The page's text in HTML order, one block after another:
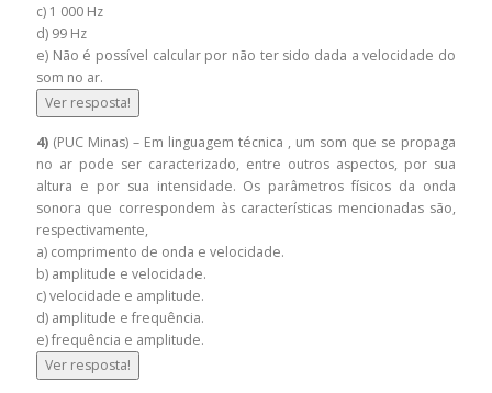
c) 1 000 Hz
d) 99 Hz
e) Não é possível calcular por não ter sido dada a velocidade do
som no ar.
Ver resposta!
4) (PUC Minas) – Em linguagem técnica , um som que se propaga
no ar pode ser caracterizado, entre outros aspectos, por sua
altura e por sua intensidade. Os parâmetros físicos da onda
sonora que correspondem às características mencionadas são,
respectivamente,
a) comprimento de onda e velocidade.
b) amplitude e velocidade.
c) velocidade e amplitude.
d) amplitude e frequência.
e) frequência e amplitude.
Ver resposta!